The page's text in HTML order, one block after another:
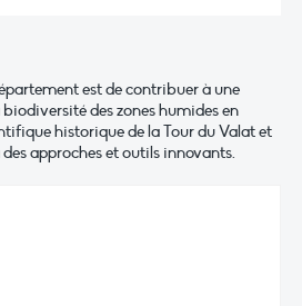
est de contribuer à une
des zones humides en
historique de la Tour du Valat et
approches et outils innovants.